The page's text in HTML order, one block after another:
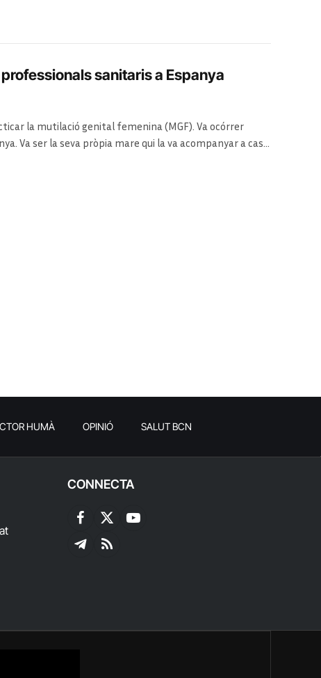
sanitaris a Espanya
la mutilació genital femenina (MGF). Va ocórrer
Va ser la seva pròpia mare qui la va acompanyar a casa
HUMÀ OPINIÓ SALUT BCN
CONNECTA
Facebook
X
(Twitter)
YouTube
TelegramRSS